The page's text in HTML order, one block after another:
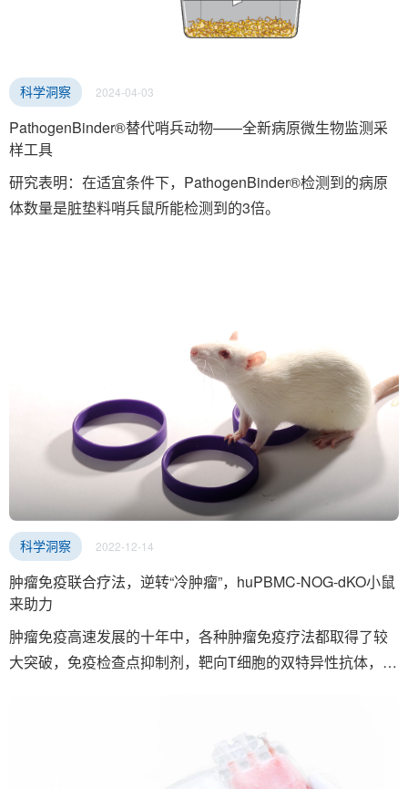
科学洞察 2024-04-03
PathogenBinder®替代哨兵动物——全新病原微生物监测采
样工具
研究表明：在适宜条件下，PathogenBinder®检测到的病原
体数量是脏垫料哨兵鼠所能检测到的3倍。
科学洞察 2022-12-14
肿瘤免疫联合疗法，逆转“冷肿瘤”，huPBMC-NOG-dKO小鼠
来助力
肿瘤免疫高速发展的十年中，各种肿瘤免疫疗法都取得了较
大突破，免疫检查点抑制剂，靶向T细胞的双特异性抗体，
因是在 “冷肿瘤”中几乎不存在免疫细胞，如何让免疫细胞浸
润这些肿瘤从而发挥抗肿瘤活性是需要解决的难题。